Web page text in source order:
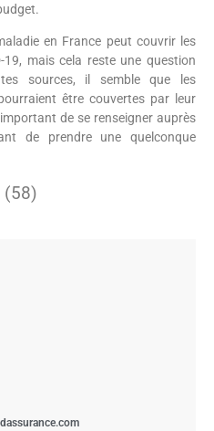
en France peut couvrir les
19, mais cela reste une question
sources, il semble que les
être couvertes par leur
de se renseigner auprès
de prendre une quelconque
(58)